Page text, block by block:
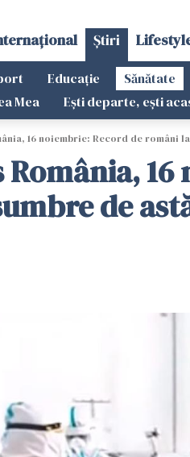
Știri
Educație Sănătate
Mea
Ești departe, ești
16 noiembrie: Record de români
de